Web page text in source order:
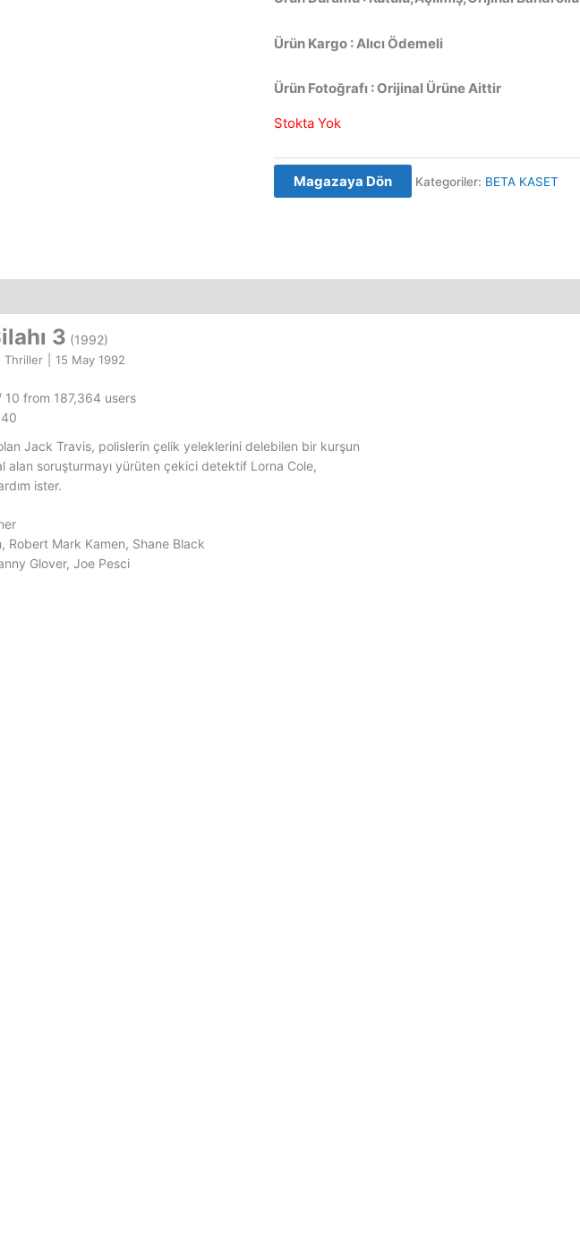
Ürün Kargo : Alıcı Ödemeli
Ürün Fotoğrafı : Orijinal Ürüne Aittir
Stokta Yok
Magazaya Dön Kategoriler: BETA KASET
3 (1992)
Thriller 15 May 1992
10 from 187,364 users
40
Jack Travis, polislerin çelik yeleklerini delebilen bir kurşun
alan soruşturmayı yürüten çekici detektif Lorna Cole,
ister.
Robert Mark Kamen, Shane Black
Glover, Joe Pesci